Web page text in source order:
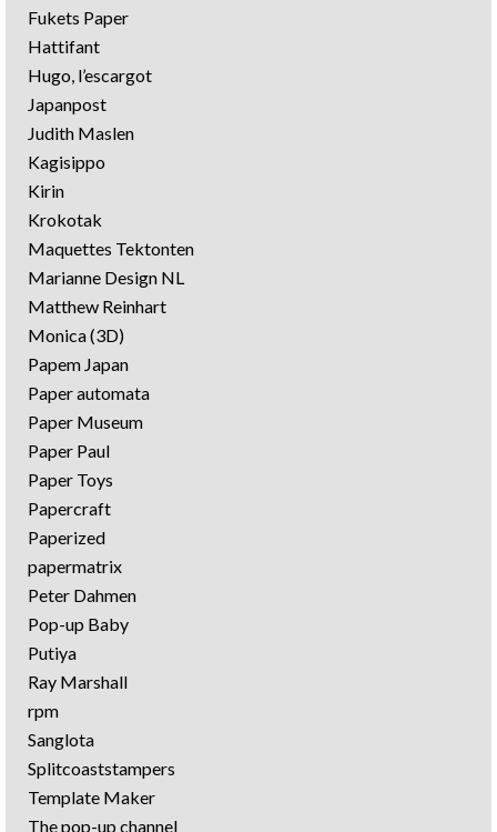
Fukets Paper
Hattifant
Hugo, l’escargot
Japanpost
Judith Maslen
Kagisippo
Kirin
Krokotak
Maquettes Tektonten
Marianne Design NL
Matthew Reinhart
Monica (3D)
Papem Japan
Paper automata
Paper Museum
Paper Paul
Paper Toys
Papercraft
Paperized
papermatrix
Peter Dahmen
Pop-up Baby
Putiya
Ray Marshall
rpm
Sanglota
Splitcoaststampers
Template Maker
The pop-up channel